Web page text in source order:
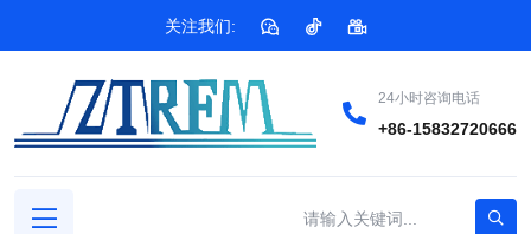
关注我们:
24小时咨询电话
+86-15832720666